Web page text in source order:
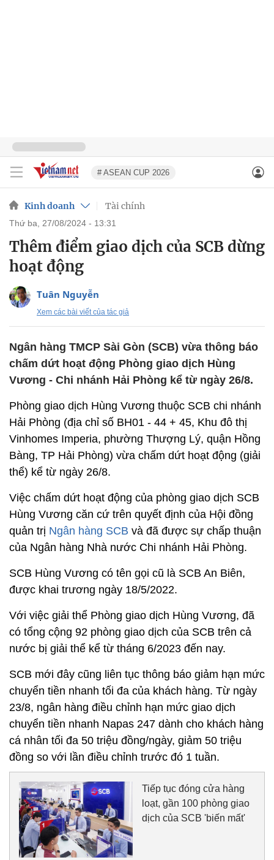
# ASEAN CUP 2026
Kinh doanh Tài chính
thứ ba, 27/08/2024 - 13:31
Thêm điểm giao dịch của SCB dừng
hoạt động
Tuân Nguyễn
Xem các bài viết của tác giả
Ngân hàng TMCP Sài Gòn (SCB) vừa thông báo
chấm dứt hoạt động Phòng giao dịch Hùng
Vương - Chi nhánh Hải Phòng kể từ ngày 26/8.
Phòng giao dịch Hùng Vương thuộc SCB chi nhánh
Hải Phòng (địa chỉ số BH01 - 44 + 45, Khu đô thị
Vinhomes Imperia, phường Thượng Lý, quận Hồng
Bàng, TP Hải Phòng) vừa chấm dứt hoạt động (giải
thể) kể từ ngày 26/8.
Việc chấm dứt hoạt động của phòng giao dịch SCB
Hùng Vương căn cứ trên quyết định của Hội đồng
quản trị Ngân hàng SCB và đã được sự chấp thuận
của Ngân hàng Nhà nước Chi nhánh Hải Phòng.
SCB Hùng Vương có tên gọi cũ là SCB An Biên,
được khai trương ngày 18/5/2022.
Với việc giải thể Phòng giao dịch Hùng Vương, đã
có tổng cộng 92 phòng giao dịch của SCB trên cả
nước bị giải thể kể từ tháng 6/2023 đến nay.
SCB mới đây cũng liên tục thông báo giảm hạn mức
chuyển tiền nhanh tối đa của khách hàng. Từ ngày
23/8, ngân hàng điều chỉnh hạn mức giao dịch
chuyển tiền nhanh Napas 247 dành cho khách hàng
cá nhân tối đa 50 triệu đồng/ngày, giảm 50 triệu
đồng so với lần điều chỉnh trước đó 1 tuần.
Tiếp tục đóng cửa hàng
loạt, gần 100 phòng giao
dịch của SCB 'biến mất'